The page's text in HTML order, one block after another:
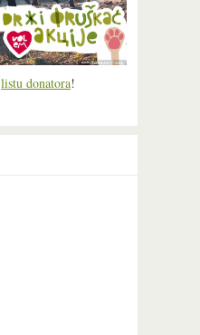
listu donatora!